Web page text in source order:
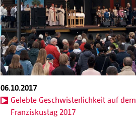
06.10.2017
Gelebte Geschwisterlichkeit auf dem
Franziskustag 2017